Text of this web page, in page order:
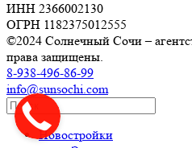
ИНН 2366002130
ОГРН 1182375012555
©2024 Солнечный Сочи –
права защищены.
8-938-496-86-99
info@sunsochi.com
Новостройки